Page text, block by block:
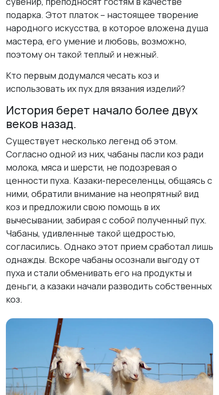
подарка. Этот платок – настоящее творение
народного искусства, в которое вложена душа
мастера, его умение и любовь, возможно,
поэтому он такой теплый и нежный.
Кто первым додумался чесать коз и
использовать их пух для вязания изделий?
История берет начало более двух
веков назад.
Существует несколько легенд об этом.
Согласно одной из них, чабаны пасли коз ради
молока, мяса и шерсти, не подозревая о
ценности пуха. Казаки-переселенцы, общаясь с
ними, обратили внимание на неопрятный вид
коз и предложили свою помощь в их
вычесывании, забирая с собой полученный пух.
Чабаны, удивленные такой щедростью,
согласились. Однако этот прием сработал лишь
однажды. Вскоре чабаны осознали выгоду от
пуха и стали обменивать его на продукты и
деньги, а казаки начали разводить собственных
коз.